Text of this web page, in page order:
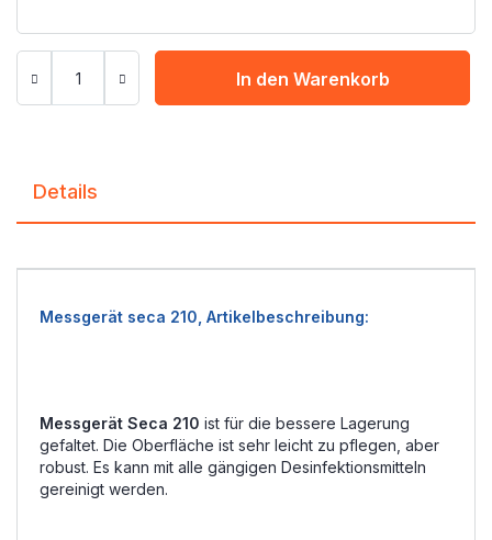
In den Warenkorb
Details
Messgerät seca 210, Artikelbeschreibung:
Messgerät Seca 210 ist für die bessere Lagerung
gefaltet. Die Oberfläche ist sehr leicht zu pflegen, aber
robust. Es kann mit alle gängigen Desinfektionsmitteln
gereinigt werden.